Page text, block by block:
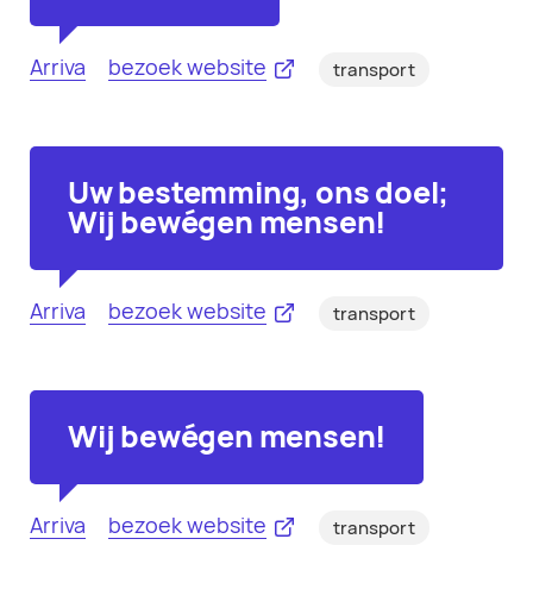
Arriva bezoek website transport
Uw bestemming, ons doel;
Wij bewégen mensen!
Arriva bezoek website transport
Wij bewégen mensen!
Arriva bezoek website transport